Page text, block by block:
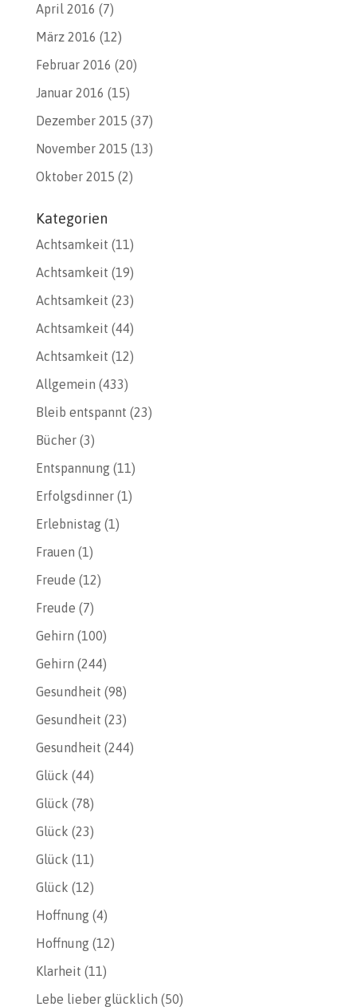
April 2016 (7)
März 2016 (12)
Februar 2016 (20)
Januar 2016 (15)
Dezember 2015 (37)
November 2015 (13)
Oktober 2015 (2)
Kategorien
Achtsamkeit (11)
Achtsamkeit (19)
Achtsamkeit (23)
Achtsamkeit (44)
Achtsamkeit (12)
Allgemein (433)
Bleib entspannt (23)
Bücher(3)
Entspannung(11)
Erfolgsdinner(1)
Erlebnistag(1)
Frauen (1)
Freude (12)
Freude (7)
Gehirn (100)
Gehirn (244)
Gesundheit (98)
Gesundheit (23)
Gesundheit (244)
Glück (44)
Glück (78)
Glück (23)
Glück (11)
Glück (12)
Hoffnung(4)
Hoffnung(12)
Klarheit (11)
Lebe lieber glücklich (50)